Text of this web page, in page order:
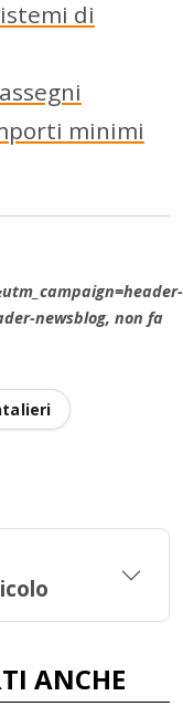
di
minimi
newsblog, non fa
ANCHE